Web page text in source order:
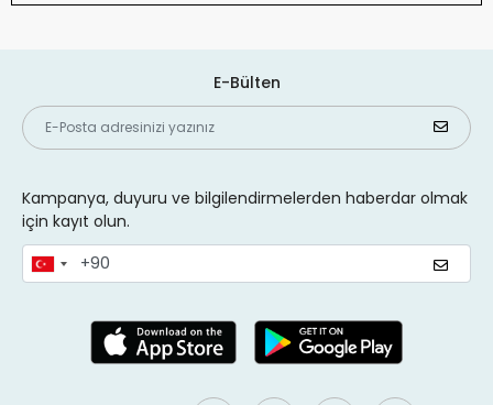
E-Bülten
Kampanya, duyuru ve bilgilendirmelerden haberdar olmak
için kayıt olun.